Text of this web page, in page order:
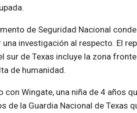
de Seguridad Nacional
una investigación al respecto. El
sur de Texas incluye la zona
de humanidad.
con Wingate, una niña de 4 años
de la Guardia Nacional de Texas